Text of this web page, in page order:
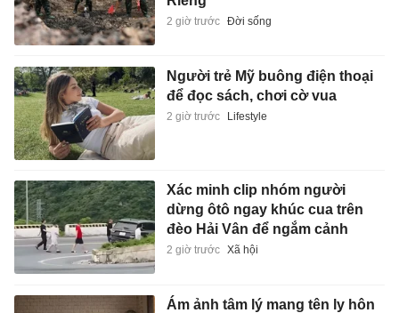
2 giờ trước Đời sống
Người trẻ Mỹ buông điện thoại
để đọc sách, chơi cờ vua
2 giờ trước Lifestyle
Xác minh clip nhóm người
dừng ôtô ngay khúc cua trên
đèo Hải Vân để ngắm cảnh
2 giờ trước Xã hội
Ám ảnh tâm lý mang tên ly hôn